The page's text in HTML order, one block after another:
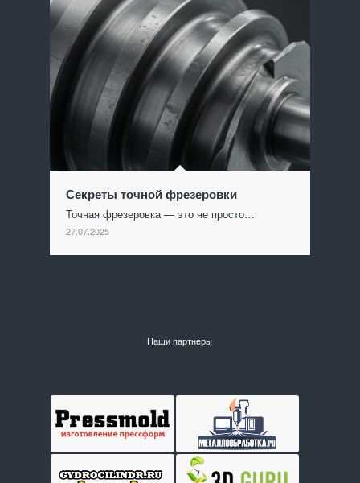
Секреты точной фрезеровки
Точная фрезеровка — это не просто…
27.07.2025
Наши партнеры